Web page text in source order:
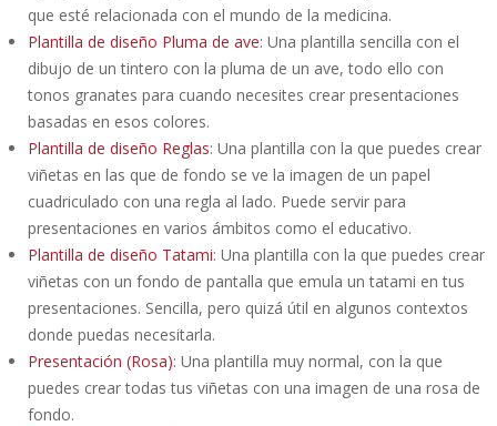
que esté relacionada con el mundo de la medicina.
Plantilla de diseño Pluma de ave: Una plantilla sencilla con el
dibujo de un tintero con la pluma de un ave, todo ello con
tonos granates para cuando necesites crear presentaciones
basadas en esos colores.
Plantilla de diseño Reglas: Una plantilla con la que puedes crear
viñetas en las que de fondo se ve la imagen de un papel
cuadriculado con una regla al lado. Puede servir para
presentaciones en varios ámbitos como el educativo.
Plantilla de diseño Tatami: Una plantilla con la que puedes crear
viñetas con un fondo de pantalla que emula un tatami en tus
presentaciones. Sencilla, pero quizá útil en algunos contextos
donde puedas necesitarla.
Presentación (Rosa): Una plantilla muy normal, con la que
puedes crear todas tus viñetas con una imagen de una rosa de
fondo.